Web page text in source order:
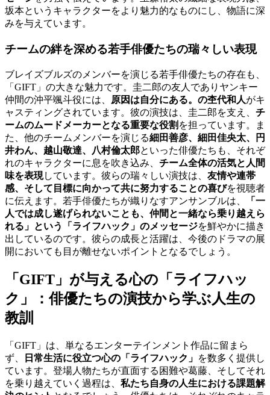
坂本というキャラクターをより魅力的なものにし、物語に深
みを与えています。
チームの絆を深める若手俳優たちの瑞々しい表現
ブレイズブルズのメンバーを演じる若手俳優たちの存在も、
「GIFT」の大きな魅力です。圭二郎の友人でありヤンキー
仲間の沖平颯斗役には、
原因は自分にある。の杢代和人がキ
ャスティングされています。彼の演技は、圭二郎を支え、 チ
ームのムードメーカーとなる重要な役割 を担っています。ま
た、他のチームメンバーを演じる細田善彦、細田佳央太、円
井わん、越山敬達、八村倫太郎といった俳優たちも、それぞ
れのキャラクターに息を吹き込み、 チーム全体の活気と人間
味を表現しています。彼らの瑞々しい演技は、 友情や連帯
感、そして目標に向かって共に努力することの喜びを視聴者
に伝えます。若手俳優たちが織りなすアンサンブルは、
「一
人では成し遂げられないことも、仲間と一緒なら乗り越えら
れる」という「ライフハック」のメッセージを鮮やかに描き
出しているのです。彼らの成長と活躍は、今後のドラマの展
開においても目が離せないポイントとなるでしょう。
「GIFT」が与える心の「ライフハッ
ク」：俳優たちの演技から学ぶ人生の
教訓
「GIFT」は、単なるエンターテインメント作品に留まら
ず、
日常生活に役立つ心の「ライフハック」 を数多く提供し
ています。登場人物たちが直面する困難や葛藤、そしてそれ
を乗り越えていく過程は、 私たち自身の人生における課題解